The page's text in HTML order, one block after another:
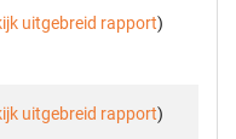
uitgebreid rapport)
uitgebreid rapport)